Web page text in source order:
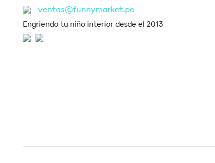
ventas@funnymarket.pe
Engriendo tu niño interior desde el 2013